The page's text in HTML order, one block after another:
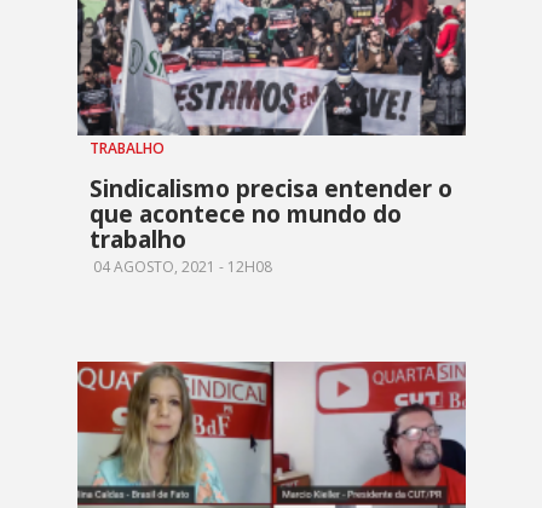
TRABALHO
Sindicalismo precisa entender o
que acontece no mundo do
trabalho
04 AGOSTO, 2021 - 12H08